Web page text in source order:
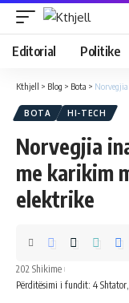
Editorial Politike
Kthjell > Blog > Bota > Norvegjia
BOTA HI-TECH
Norvegjia
me karikim
elektrike
Përditësimi i fundit: 4
202 Shikime